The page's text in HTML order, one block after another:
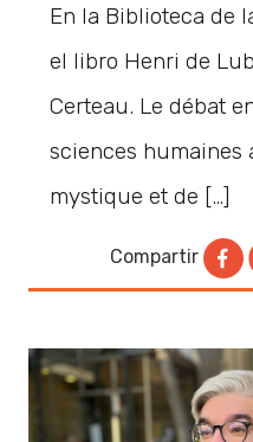
En la Biblioteca de
el libro Henri de
Certeau. Le débat
sciences humaines
mystique et de […]
Compartir